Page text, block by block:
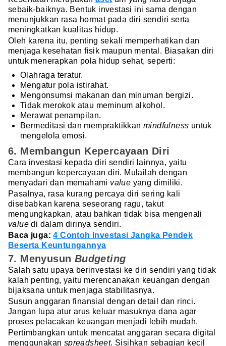
sebaik-baiknya. Bentuk investasi ini sama dengan
menunjukkan rasa hormat pada diri sendiri serta
meningkatkan kualitas hidup.
Oleh karena itu, penting sekali memperhatikan dan
menjaga kesehatan fisik maupun mental. Biasakan diri
untuk menerapkan pola hidup sehat, seperti:
Olahraga teratur.
Mengatur pola istirahat.
Mengonsumsi makanan dan minuman bergizi.
Tidak merokok atau meminum alkohol.
Merawat penampilan.
Bermeditasi dan mempraktikkan mindfulness untuk
mengelola emosi.
6. Membangun Kepercayaan Diri
Cara investasi kepada diri sendiri lainnya, yaitu
membangun kepercayaan diri. Mulailah dengan
menyadari dan memahami value yang dimiliki.
Pasalnya, rasa kurang percaya diri sering kali
disebabkan karena seseorang ragu, takut
mengungkapkan, atau bahkan tidak bisa mengenali
value di dalam dirinya sendiri.
Baca juga:4 Contoh Investasi Jangka Pendek
Beserta Keuntungannya
7. Menyusun Budgeting
Salah satu upaya berinvestasi ke diri sendiri yang tidak
kalah penting, yaitu merencanakan keuangan dengan
bijaksana untuk menjaga stabilitasnya.
Susun anggaran finansial dengan detail dan rinci.
Jangan lupa atur arus keluar masuknya dana agar
proses pelacakan keuangan menjadi lebih mudah.
Pertimbangkan untuk mencatat anggaran secara digital
menggunakan spreadsheet. Sisihkan sebagian kecil